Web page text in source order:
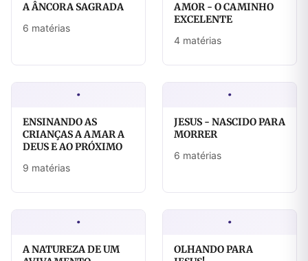
A ÂNCORA SAGRADA
6 matérias
AMOR - O CAMINHO
EXCELENTE
4 matérias
·
ENSINANDO AS
CRIANÇAS A AMAR A
DEUS E AO PRÓXIMO
9 matérias
·
JESUS - NASCIDO PARA
MORRER
6 matérias
·
A NATUREZA DE UM
·
OLHANDO PARA